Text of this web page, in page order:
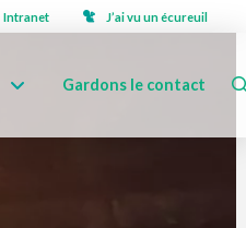
Intranet J’ai vu un écureuil
Gardons le contact